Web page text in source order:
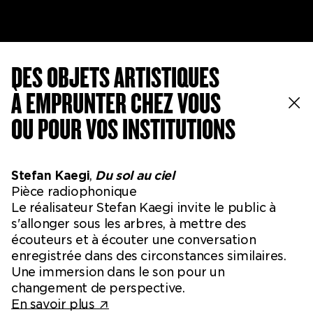
DES OBJETS ARTISTIQUES
À EMPRUNTER CHEZ VOUS
OU POUR VOS INSTITUTIONS
Stefan Kaegi, Du sol au ciel
Pièce radiophonique
Le réalisateur Stefan Kaegi invite le public à
s'allonger sous les arbres, à mettre des
écouteurs et à écouter une conversation
enregistrée dans des circonstances similaires.
Une immersion dans le son pour un
changement de perspective.
En savoir plus